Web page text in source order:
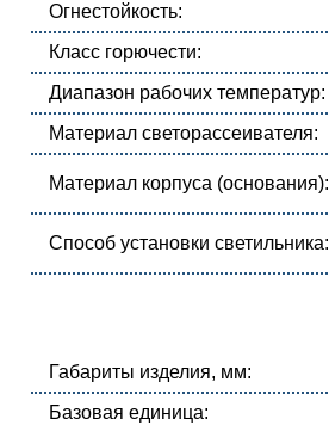
Огнестойкость:
Класс горючести:
Диапазон рабочих температур:
Материал светорассеивателя:
Материал корпуса (основания):
Способ установки светильника:
Габариты изделия, мм:
Базовая единица: